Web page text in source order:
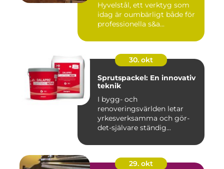
Hyvelstål, ett verktyg som
idag är oumbärligt både för
professionella s&a...
30. okt
Sprutspackel: En innovativ
teknik
I bygg- och
renoveringsvärlden letar
yrkesverksamma och gör-
det-självare ständig...
29. okt